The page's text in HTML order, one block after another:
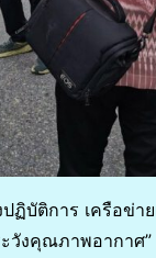
บัติการ เครือข่า
วังคุณภาพอากาศ